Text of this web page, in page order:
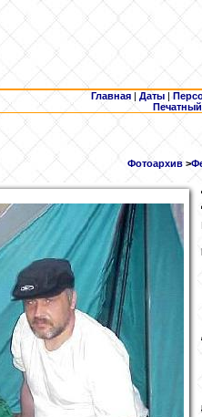
Главная | Даты |
Фотоархив>